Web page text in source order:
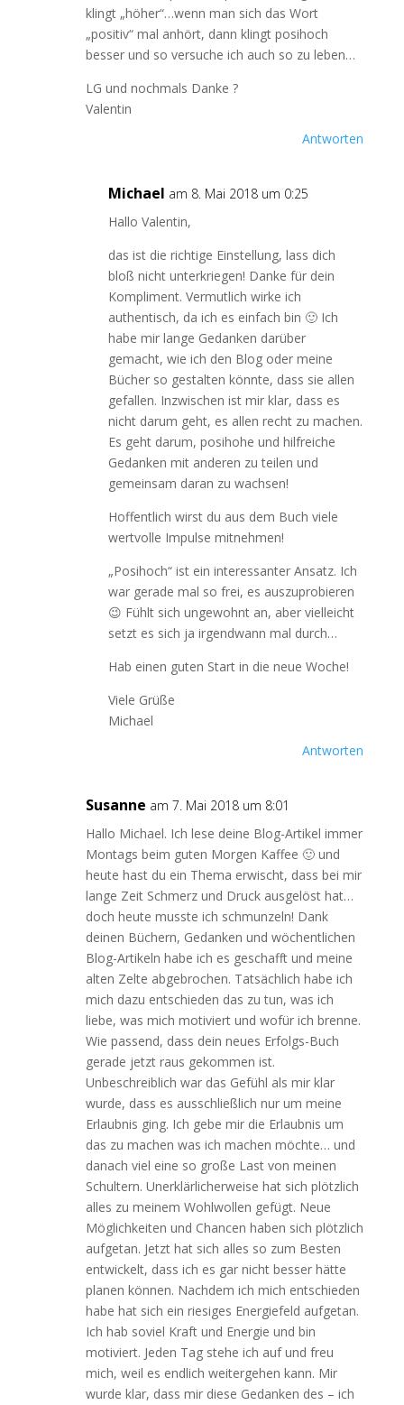
klingt „höher“…wenn man sich das Wort
„positiv“ mal anhört, dann klingt posihoch
besser und so versuche ich auch so zu leben…
LG und nochmals Danke ?
Valentin
Antworten
Michael am 8. Mai 2018 um 0:25
Hallo Valentin,
das ist die richtige Einstellung, lass dich
bloß nicht unterkriegen! Danke für dein
Kompliment. Vermutlich wirke ich
authentisch, da ich es einfach bin 🙂 Ich
habe mir lange Gedanken darüber
gemacht, wie ich den Blog oder meine
Bücher so gestalten könnte, dass sie allen
gefallen. Inzwischen ist mir klar, dass es
nicht darum geht, es allen recht zu machen.
Es geht darum, posihohe und hilfreiche
Gedanken mit anderen zu teilen und
gemeinsam daran zu wachsen!
Hoffentlich wirst du aus dem Buch viele
wertvolle Impulse mitnehmen!
„Posihoch“ ist ein interessanter Ansatz. Ich
war gerade mal so frei, es auszuprobieren
😉 Fühlt sich ungewohnt an, aber vielleicht
setzt es sich ja irgendwann mal durch…
Hab einen guten Start in die neue Woche!
Viele Grüße
Michael
Antworten
Susanne am 7. Mai 2018 um 8:01
Hallo Michael. Ich lese deine Blog-Artikel immer
Montags beim guten Morgen Kaffee 🙂 und
heute hast du ein Thema erwischt, dass bei mir
lange Zeit Schmerz und Druck ausgelöst hat…
doch heute musste ich schmunzeln! Dank
deinen Büchern, Gedanken und wöchentlichen
Blog-Artikeln habe ich es geschafft und meine
alten Zelte abgebrochen. Tatsächlich habe ich
mich dazu entschieden das zu tun, was ich
liebe, was mich motiviert und wofür ich brenne.
Wie passend, dass dein neues Erfolgs-Buch
gerade jetzt raus gekommen ist.
Unbeschreiblich war das Gefühl als mir klar
wurde, dass es ausschließlich nur um meine
Erlaubnis ging. Ich gebe mir die Erlaubnis um
das zu machen was ich machen möchte… und
danach viel eine so große Last von meinen
Schultern. Unerklärlicherweise hat sich plötzlich
alles zu meinem Wohlwollen gefügt. Neue
Möglichkeiten und Chancen haben sich plötzlich
aufgetan. Jetzt hat sich alles so zum Besten
entwickelt, dass ich es gar nicht besser hätte
planen können. Nachdem ich mich entschieden
habe hat sich ein riesiges Energiefeld aufgetan.
Ich hab soviel Kraft und Energie und bin
motiviert. Jeden Tag stehe ich auf und freu
mich, weil es endlich weitergehen kann. Mir
wurde klar, dass mir diese Gedanken des – ich